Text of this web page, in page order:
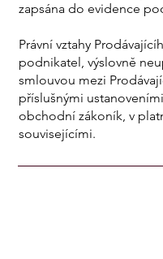
zapsána do evidence
Právní vztahy
podnikatel, výslovně
smlouvou mezi
příslušnými
obchodní zákoník, v
souvisejícími.